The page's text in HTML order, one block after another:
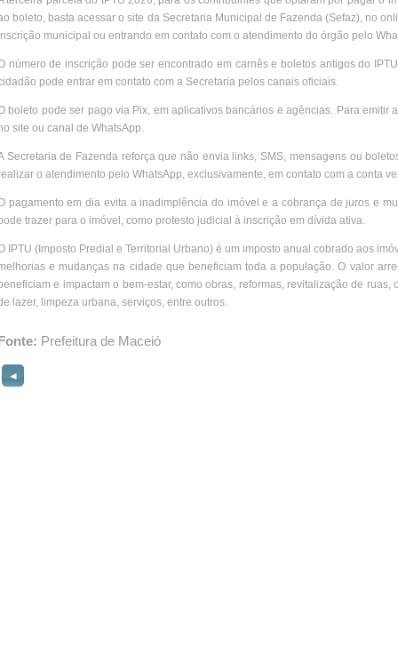
boleto, basta acessar o site da Secretaria Municipal de Fazenda (Sefaz), no
municipal ou entrando em contato com o atendimento do órgão pelo
número de inscrição pode ser encontrado em carnês e boletos antigos do
pode entrar em contato com a Secretaria pelos canais oficiais.
boleto pode ser pago via Pix, em aplicativos bancários e agências. Para
site ou canal de WhatsApp.
Secretaria de Fazenda reforça que não envia links, SMS, mensagens ou
o atendimento pelo WhatsApp, exclusivamente, em contato com a conta
pagamento em dia evita a inadimplência do imóvel e a cobrança de juros e
trazer para o imóvel, como protesto judicial à inscrição em dívida ativa.
IPTU (Imposto Predial e Territorial Urbano) é um imposto anual cobrado aos
e mudanças na cidade que beneficiam toda a população. O valor
e impactam o bem-estar, como obras, reformas, revitalização de
lazer, limpeza urbana, serviços, entre outros.
Prefeitura de Maceió
◄